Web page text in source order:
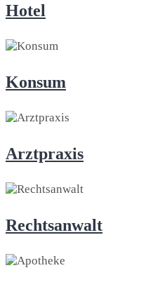
Hotel
Konsum
Arztpraxis
Rechtsanwalt